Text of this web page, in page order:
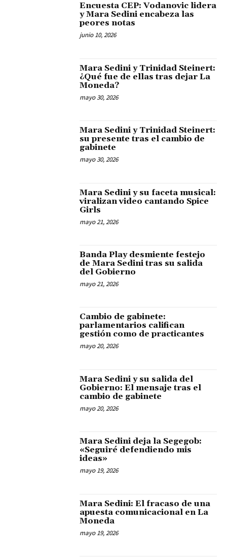
Encuesta CEP: Vodanovic lidera
y Mara Sedini encabeza las
peores notas
junio 10, 2026
Mara Sedini y Trinidad Steinert:
¿Qué fue de ellas tras dejar La
Moneda?
mayo 30, 2026
Mara Sedini y Trinidad Steinert:
su presente tras el cambio de
gabinete
mayo 30, 2026
Mara Sedini y su faceta musical:
viralizan video cantando Spice
Girls
mayo 21, 2026
Banda Play desmiente festejo
de Mara Sedini tras su salida
del Gobierno
mayo 21, 2026
Cambio de gabinete:
parlamentarios califican
gestión como de practicantes
mayo 20, 2026
Mara Sedini y su salida del
Gobierno: El mensaje tras el
cambio de gabinete
mayo 20, 2026
Mara Sedini deja la Segegob:
«Seguiré defendiendo mis
ideas»
mayo 19, 2026
Mara Sedini: El fracaso de una
apuesta comunicacional en La
Moneda
mayo 19, 2026